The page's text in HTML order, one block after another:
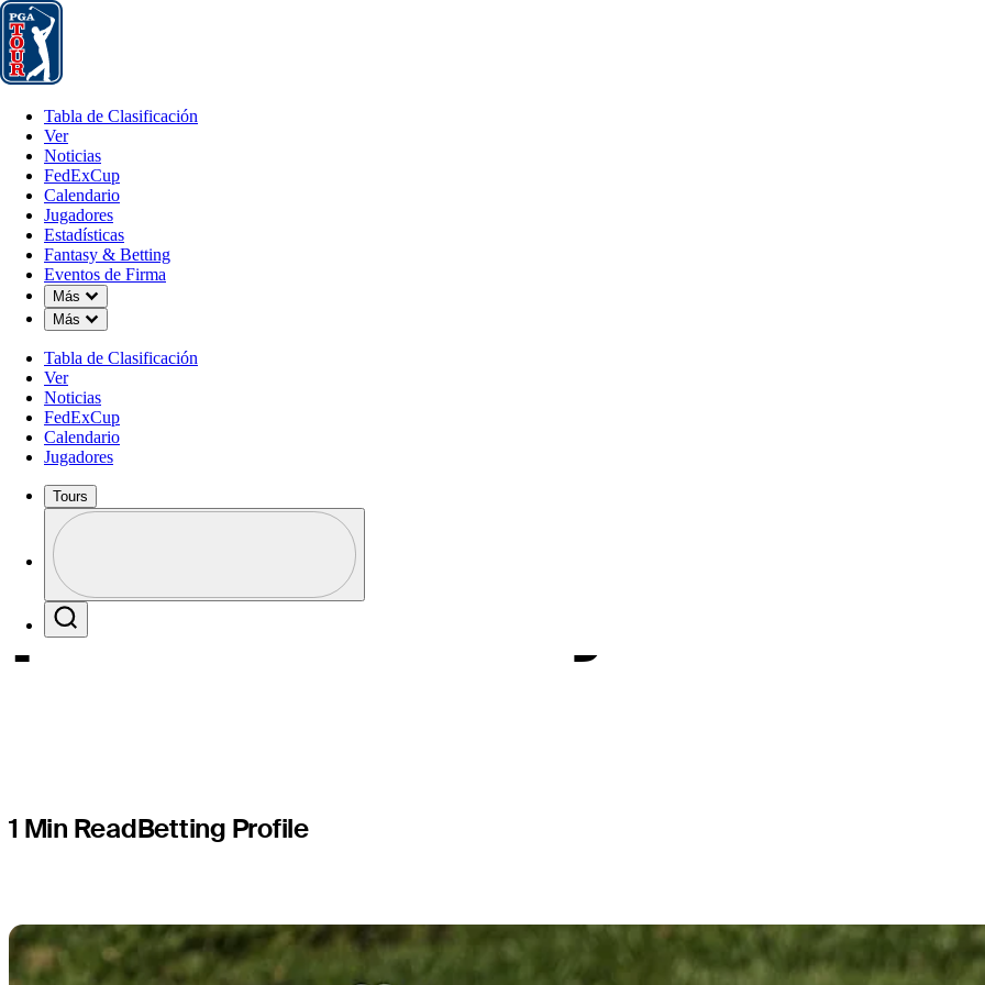
Tabla de Clasificación
Tabla de Clasificación
Ver
Noticias
FedExCup
Calendario
Jugadores
Estadísticas
Fantasy & Betting
Eventos de Firma
Más
Down Chevron
Más
Down Chevron
Tabla de Clasificación
Ver
Noticias
FedExCup
Calendario
Jugadores
Tours
Profile / PGA Tour Pass Logo
DIC 8, 2025
Trent Phillips
PGA TOUR Q-School
presented by Korn
1 Min ReadBetting Profile